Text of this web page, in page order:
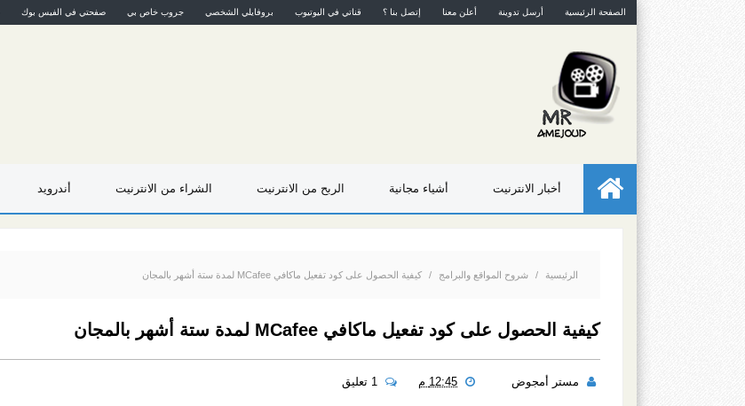
الصفحة الرئيسية أرسل تدوينة أعلن معنا إتصل بنا ؟ قناتي في اليوتيوب بروفايلي الشخصي جروب خاص بي صفحتي في الفيس بوك
أخبار الانترنيت أشياء مجانية الربح من الانترنيت الشراء من الانترنيت أندرويد
الرئيسية / شروح المواقع والبرامج / كيفية الحصول على كود تفعيل ماكافي MCafee لمدة ستة أشهر بالمجان
كيفية الحصول على كود تفعيل ماكافي MCafee لمدة ستة أشهر بالمجان
مستر أمجوض 12:45 م